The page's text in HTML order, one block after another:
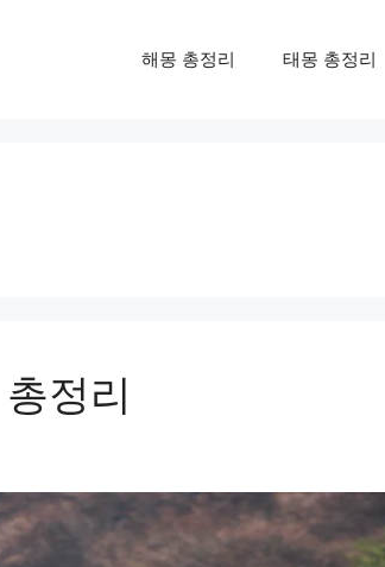
해몽 총정리 태몽 총정리
정리